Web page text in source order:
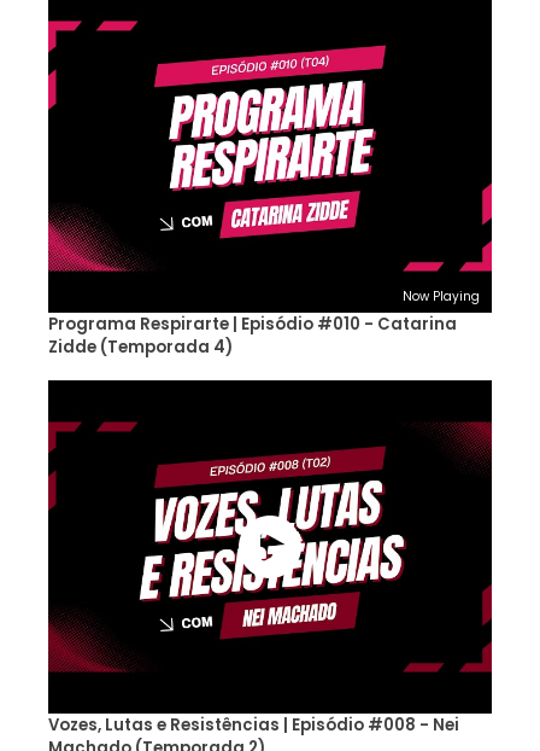
Now Playing
Programa Respirarte | Episódio #010 - Catarina
Zidde (Temporada 4)
Vozes, Lutas e Resistências | Episódio #008 - Nei